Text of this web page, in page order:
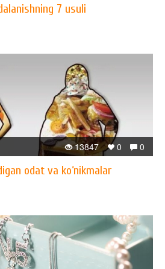
7 usuli
0
0
13847
odat va ko‘nikmalar